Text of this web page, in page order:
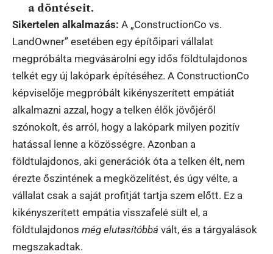
a döntéseit.
Sikertelen alkalmazás: A „ConstructionCo vs.
LandOwner” esetében egy építőipari vállalat
megpróbálta megvásárolni egy idős földtulajdonos
telkét egy új lakópark építéséhez. A ConstructionCo
képviselője megpróbált kikényszerített empátiát
alkalmazni azzal, hogy a telken élők jövőjéről
szónokolt, és arról, hogy a lakópark milyen pozitív
hatással lenne a közösségre. Azonban a
földtulajdonos, aki generációk óta a telken élt, nem
érezte őszintének a megközelítést, és úgy vélte, a
vállalat csak a saját profitját tartja szem előtt. Ez a
kikényszerített empátia visszafelé sült el, a
földtulajdonos még elutasítóbbá vált, és a tárgyalások
megszakadtak.